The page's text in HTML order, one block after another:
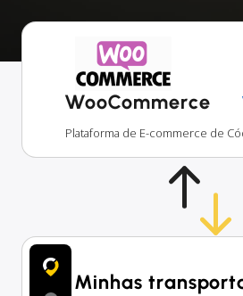
WooCommerce
Plataforma de E-commerce de
Minhas